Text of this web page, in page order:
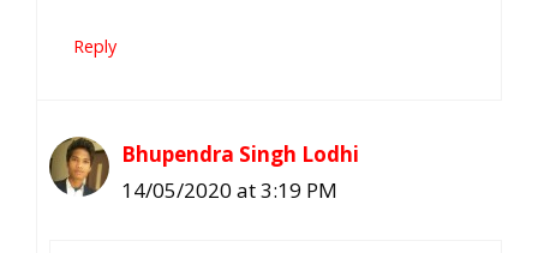
Reply
Bhupendra Singh Lodhi
14/05/2020 at 3:19 PM